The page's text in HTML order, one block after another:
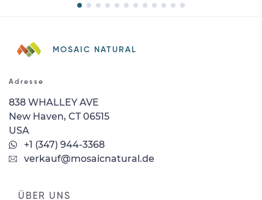
MOSAIC NATURAL
Adresse
838 WHALLEY AVE
New Haven, CT 06515
USA
+1 (347) 944-3368
verkauf@mosaicnatural.de
ÜBER UNS